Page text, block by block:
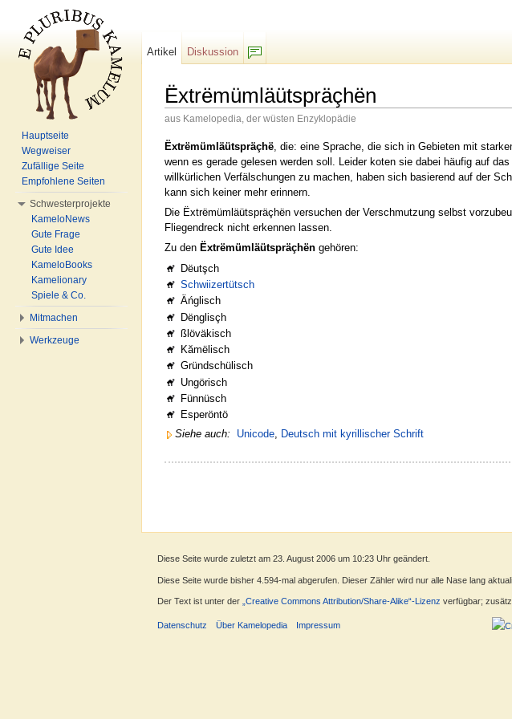
Ëxtrëmümläütspräçhën
aus Kamelopedia, der wüsten Enzyklopädie
Ëxtrëmümläütspräçhë , die: eine Sprache, die sich in Gebieten mit
wenn es gerade gelesen werden soll. Leider koten sie dabei häufig auf
willkürlichen Verfälschungen zu machen, haben sich basierend auf der
kann sich keiner mehr erinnern.
Die Ëxtrëmümläütspräçhën versuchen der Verschmutzung selbst
Fliegendreck nicht erkennen lassen.
Zu den Ëxtrëmümläütspräçhën gehören:
Dëutşch
Schwiizertütsch
Äńglisch
Dënglisçh
ßlöväkisch
Kămëlisch
Gründschülisch
Ungörisch
Fünnüsch
Esperöntö
Siehe auch:
Unicode, Deutsch mit kyrillischer Schrift
Artikel
Diskussion
Hauptseite
Wegweiser
Zufällige Seite
Empfohlene Seiten
Schwesterprojekte
KameloNews
Gute Frage
Gute Idee
KameloBooks
Kamelionary
Spiele & Co.
Mitmachen
Werkzeuge
Diese Seite wurde zuletzt am 23. August 2006 um 10:23 Uhr geändert.
Diese Seite wurde bisher 4.594-mal abgerufen. Dieser Zähler wird nur alle Nase lang
Der Text ist unter der „Creative Commons Attribution/Share-Alike“-Lizenz verfügbar;
Datenschutz Über Kamelopedia Impressum